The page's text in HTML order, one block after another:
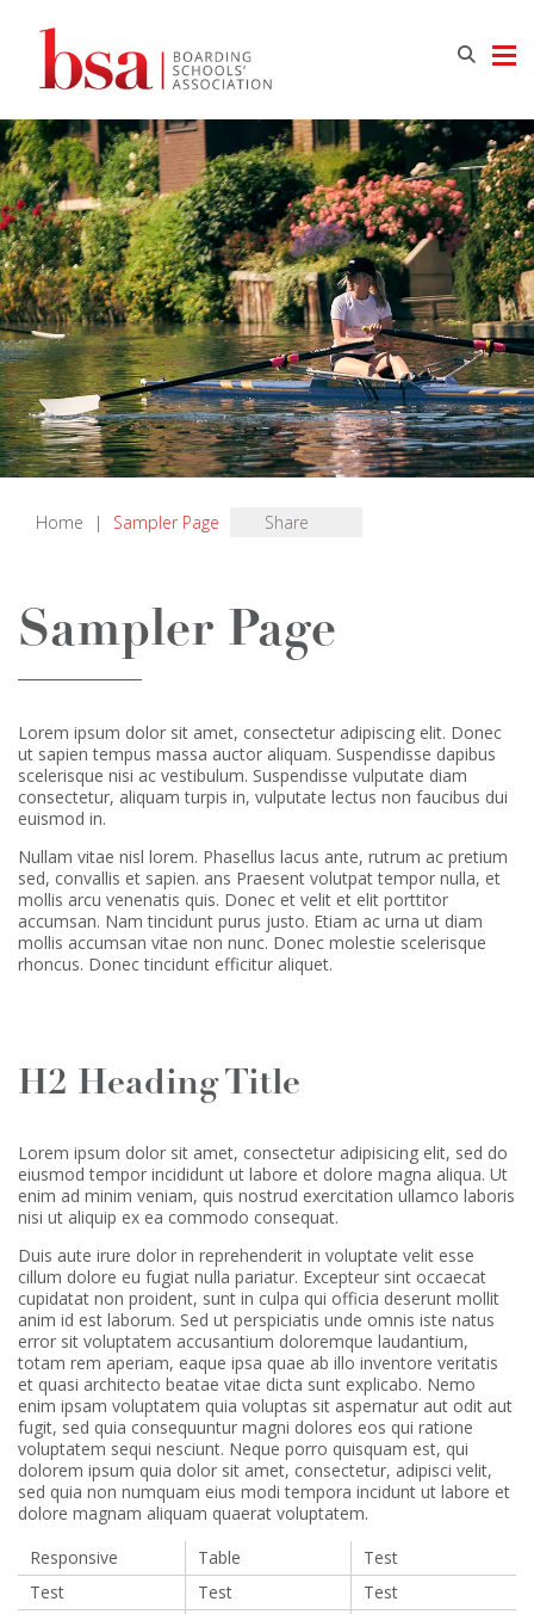
Home | Sampler Page Share
Sampler Page
Lorem ipsum dolor sit amet, consectetur adipiscing elit. Donec
ut sapien tempus massa auctor aliquam. Suspendisse dapibus
scelerisque nisi ac vestibulum. Suspendisse vulputate diam
consectetur, aliquam turpis in, vulputate lectus non faucibus dui
euismod in.
Nullam vitae nisl lorem. Phasellus lacus ante, rutrum ac pretium
sed, convallis et sapien. ans Praesent volutpat tempor nulla, et
mollis arcu venenatis quis. Donec et velit et elit porttitor
accumsan. Nam tincidunt purus justo. Etiam ac urna ut diam
mollis accumsan vitae non nunc. Donec molestie scelerisque
rhoncus. Donec tincidunt efficitur aliquet.
H2 Heading Title
Lorem ipsum dolor sit amet, consectetur adipisicing elit, sed do
eiusmod tempor incididunt ut labore et dolore magna aliqua. Ut
enim ad minim veniam, quis nostrud exercitation ullamco laboris
nisi ut aliquip ex ea commodo consequat.
Duis aute irure dolor in reprehenderit in voluptate velit esse
cillum dolore eu fugiat nulla pariatur. Excepteur sint occaecat
cupidatat non proident, sunt in culpa qui officia deserunt mollit
anim id est laborum. Sed ut perspiciatis unde omnis iste natus
error sit voluptatem accusantium doloremque laudantium,
totam rem aperiam, eaque ipsa quae ab illo inventore veritatis
et quasi architecto beatae vitae dicta sunt explicabo. Nemo
enim ipsam voluptatem quia voluptas sit aspernatur aut odit aut
fugit, sed quia consequuntur magni dolores eos qui ratione
voluptatem sequi nesciunt. Neque porro quisquam est, qui
dolorem ipsum quia dolor sit amet, consectetur, adipisci velit,
sed quia non numquam eius modi tempora incidunt ut labore et
dolore magnam aliquam quaerat voluptatem.
Responsive
Table
Test
Test
Test
Test